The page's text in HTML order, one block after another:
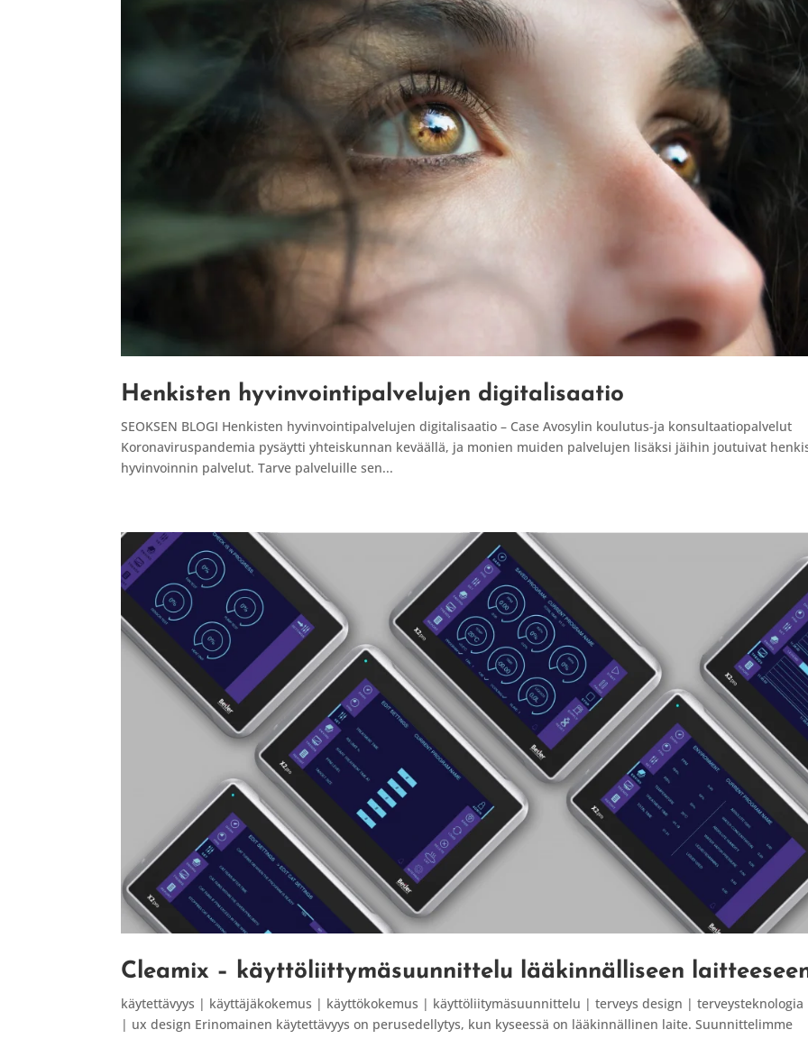
Henkisten hyvinvointipalvelujen digitalisaatio
SEOKSEN BLOGI Henkisten hyvinvointipalvelujen digitalisaatio – Case Avosylin koulutus-ja konsultaatiopalvelut
Koronaviruspandemia pysäytti yhteiskunnan keväällä, ja monien muiden palvelujen lisäksi jäihin joutuivat
hyvinvoinnin palvelut. Tarve palveluille sen...
Cleamix – käyttöliittymäsuunnittelu lääkinnälliseen
käytettävyys | käyttäjäkokemus | käyttökokemus | käyttöliitymäsuunnittelu | terveys design |
| ux design Erinomainen käytettävyys on perusedellytys, kun kyseessä on lääkinnällinen laite. Suunnittelimme